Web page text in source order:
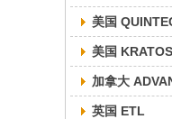
美国
美国 KRATOS
加拿大
英国 ETL